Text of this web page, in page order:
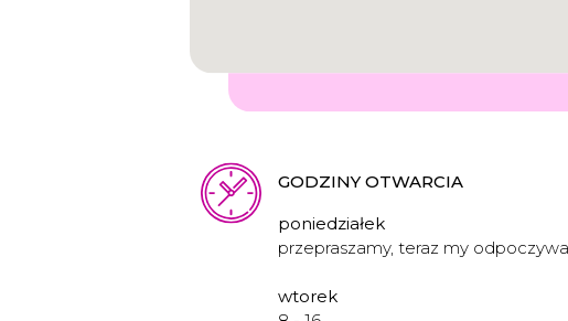
GODZINY OTWARCIA
poniedziałek
przepraszamy, teraz my
wtorek